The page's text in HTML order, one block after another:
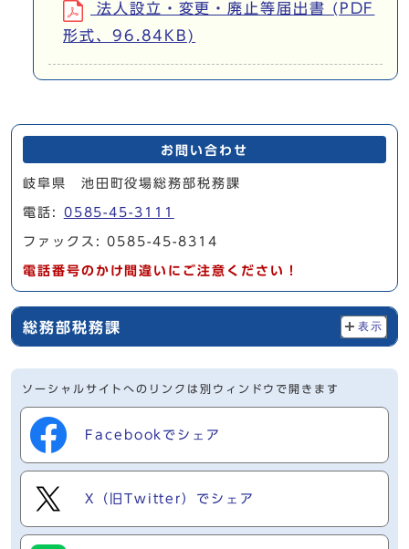
法人設立・変更・廃止等届出書 (PDF
形式、96.84KB)
お問い合わせ
岐阜県 池田町役場総務部税務課
電話: 0585-45-3111
ファックス: 0585-45-8314
電話番号のかけ間違いにご注意ください！
総務部税務課 表示
ソーシャルサイトへのリンクは別ウィンドウで開きます
Facebookでシェア
X（旧Twitter）でシェア